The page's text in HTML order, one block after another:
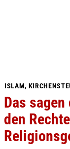
ISLAM,
Das
den